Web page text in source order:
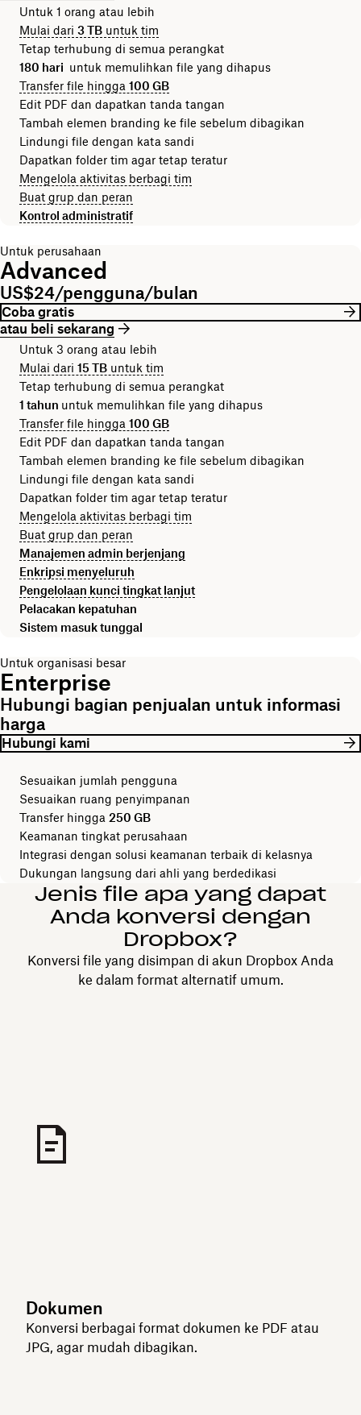
Untuk 1 orang atau lebih
Mulai dari 3 TB untuk tim
Tetap terhubung di semua perangkat
180 hari untuk memulihkan file yang dihapus
Transfer file hingga 100 GB
Edit PDF dan dapatkan tanda tangan
Tambah elemen branding ke file sebelum dibagikan
Lindungi file dengan kata sandi
Dapatkan folder tim agar tetap teratur
Mengelola aktivitas berbagi tim
Buat grup dan peran
Kontrol administratif
Untuk perusahaan
Advanced
US$24/pengguna/bulan
Coba gratis
atau beli sekarang
Untuk 3 orang atau lebih
Mulai dari 15 TB untuk tim
Tetap terhubung di semua perangkat
1 tahun untuk memulihkan file yang dihapus
Transfer file hingga 100 GB
Edit PDF dan dapatkan tanda tangan
Tambah elemen branding ke file sebelum dibagikan
Lindungi file dengan kata sandi
Dapatkan folder tim agar tetap teratur
Mengelola aktivitas berbagi tim
Buat grup dan peran
Manajemen admin berjenjang
Enkripsi menyeluruh
Pengelolaan kunci tingkat lanjut
Pelacakan kepatuhan
Sistem masuk tunggal
Untuk organisasi besar
Enterprise
Hubungi bagian penjualan untuk informasi
harga
Hubungi kami
Sesuaikan jumlah pengguna
Sesuaikan ruang penyimpanan
Transfer hingga 250 GB
Keamanan tingkat perusahaan
Integrasi dengan solusi keamanan terbaik di kelasnya
Dukungan langsung dari ahli yang berdedikasi
Jenis file apa yang dapat
Anda konversi dengan
Dropbox?
Konversi file yang disimpan di akun Dropbox Anda
ke dalam format alternatif umum.
Dokumen
Konversi berbagai format dokumen ke PDF atau
JPG, agar mudah dibagikan.